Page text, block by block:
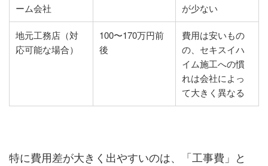
ーム会社
が少ない
地元工務店（対
応可能な場合）
100〜170万円前
後
費用は安いもの
の、セキスイハ
イム施工への慣
れは会社によっ
て大きく異なる
特に費用差が大きく出やすいのは、「工事費」と